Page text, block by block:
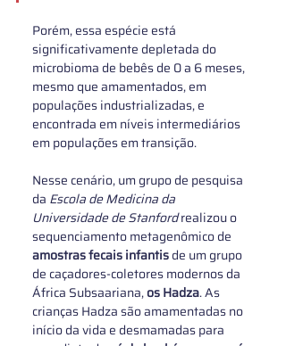
Porém, essa espécie está
significativamente depletada do
microbioma de bebês de 0 a 6 meses,
mesmo que amamentados, em
populações industrializadas, e
encontrada em níveis intermediários
em populações em transição.
Nesse cenário, um grupo de pesquisa
da Escola de Medicina da
Universidade de Stanford realizou o
sequenciamento metagenômico de
amostras fecais infantis de um grupo
de caçadores-coletores modernos da
África Subsaariana, os Hadza. As
crianças Hadza são amamentadas no
início da vida e desmamadas para